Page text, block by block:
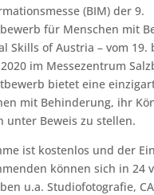
(BIM) der 9.
für Menschen mit
Skills of Austria – vom 19.
im Messezentrum
bietet eine
mit Behinderung, ihr
unter Beweis zu stellen.
ist kostenlos und der
können sich in 24
u.a. Studiofotografie,